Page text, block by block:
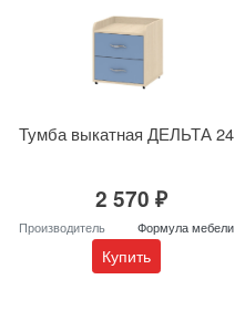
Тумба выкатная ДЕЛЬТА 24
2 570 ₽
Производитель Формула мебели
Купить